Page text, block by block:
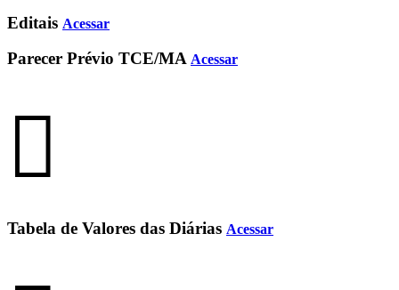
Editais Acessar
Parecer Prévio TCE/MA Acessar
Tabela de Valores das Diárias Acessar